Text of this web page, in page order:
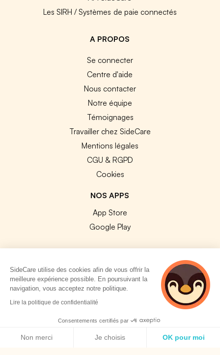
Les SIRH / Systèmes de paie connectés
A PROPOS
Se connecter
Centre d'aide
Nous contacter
Notre équipe
Témoignages
Travailler chez SideCare
Mentions légales
CGU & RGPD
Cookies
NOS APPS
App Store
Google Play
© 2026 SideCare. Tous droits réservés.
SideCare utilise des cookies afin de vous offrir la
meilleure expérience possible. En poursuivant la
navigation, vous acceptez notre politique.
Lire la politique de confidentialité
Consentements certifiés par
Non merci Je choisis OK pour moi
4 personnes
consultent
actuellement cette